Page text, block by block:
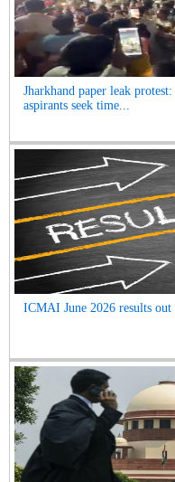
Jharkhand paper leak
aspirants seek time...
ICMAI June 2026 results